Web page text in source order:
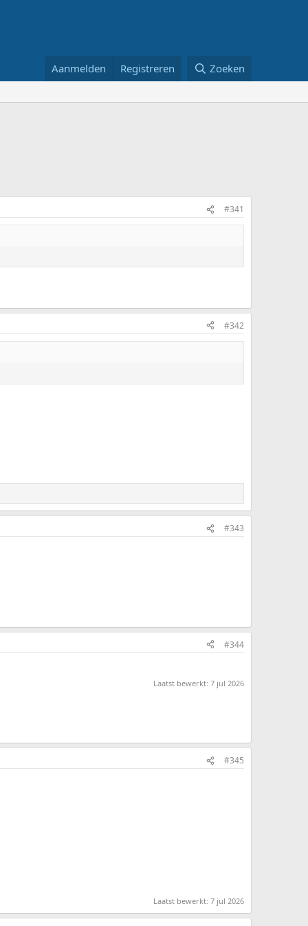
Aanmelden Registreren Zoeken
#341
#342
#343
#344
Laatst bewerkt: 7 jul 2026
#345
Laatst bewerkt: 7 jul 2026